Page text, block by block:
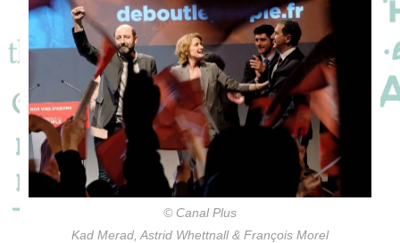
© Canal Plus
Kad Merad, Astrid Whettnall & François Morel